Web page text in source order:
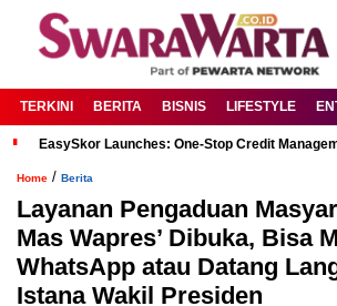
TERKINI BERITA BISNIS LIFESTYLE
EasySkor Launches: One-Stop Credit
Home / Berita
Layanan Pengaduan
Mas Wapres’ Dibuka, Bisa
WhatsApp atau Datang
Istana Wakil Presiden